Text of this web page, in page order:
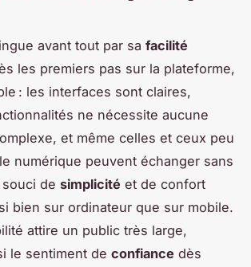
avant tout par sa facilité
les premiers pas sur la plateforme,
: les interfaces sont claires,
ne nécessite aucune
et même celles et ceux peu
numérique peuvent échanger sans
de simplicité et de confort
bien sur ordinateur que sur mobile.
attire un public très large,
le sentiment de confiance dès